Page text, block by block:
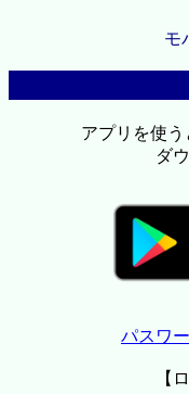
モ
アプリを使
ダ
パスワ
【